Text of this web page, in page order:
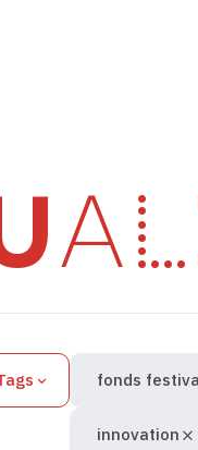
fonds
innovation